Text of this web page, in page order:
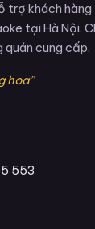
trợ khách
tại Hà Nội.
quán cung cấp.
hoa”
553